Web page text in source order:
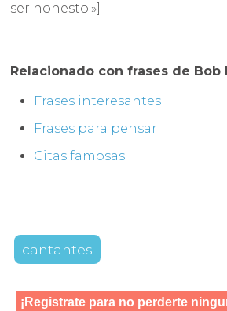
ser honesto.»]
Relacionado con frases de Bob
Frases interesantes
Frases para pensar
Citas famosas
cantantes